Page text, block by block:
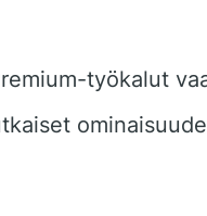
työkalut